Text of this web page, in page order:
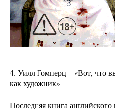
4. Уилл Гомперц – «Вот, что
как художник»
Последняя книга английского